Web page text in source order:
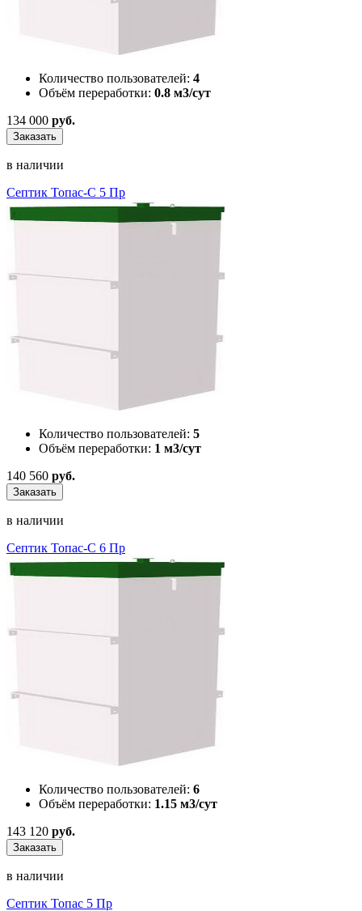
Количество пользователей: 4
Объём переработки: 0.8 м3/сут
134 000 руб.
Заказать
в наличии
Септик Топас-С 5 Пр
Количество пользователей: 5
Объём переработки: 1 м3/сут
140 560 руб.
Заказать
в наличии
Септик Топас-С 6 Пр
Количество пользователей: 6
Объём переработки: 1.15 м3/сут
143 120 руб.
Заказать
в наличии
Септик Топас 5 Пр